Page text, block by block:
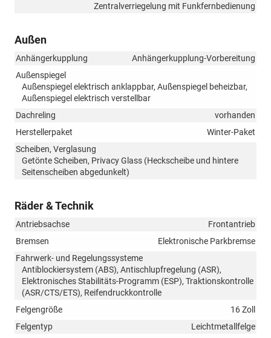
Zentralverriegelung mit Funkfernbedienung
Außen
Anhängerkupplung
Anhängerkupplung-Vorbereitung
Außenspiegel
Außenspiegel elektrisch anklappbar, Außenspiegel beheizbar,
Außenspiegel elektrisch verstellbar
Dachreling
vorhanden
Herstellerpaket
Winter-Paket
Scheiben, Verglasung
Getönte Scheiben, Privacy Glass (Heckscheibe und hintere
Seitenscheiben abgedunkelt)
Räder & Technik
Antriebsachse
Frontantrieb
Bremsen
Elektronische Parkbremse
Fahrwerk- und Regelungssysteme
Antiblockiersystem (ABS), Antischlupfregelung (ASR),
Elektronisches Stabilitäts-Programm (ESP), Traktionskontrolle
(ASR/CTS/ETS), Reifendruckkontrolle
Felgengröße
16 Zoll
Felgentyp
Leichtmetallfelge